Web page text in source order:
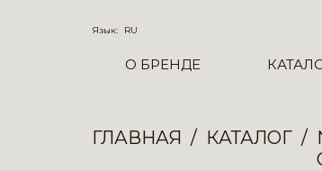
Язык: RU
О БРЕНДЕ
ГЛАВНАЯ КАТАЛОГ